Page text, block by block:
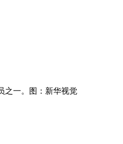
之一。图：新华视觉